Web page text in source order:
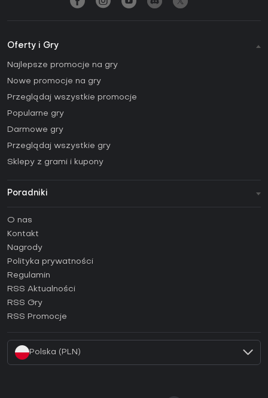
Oferty i Gry
Najlepsze promocje na gry
Nowe promocje na gry
Przeglądaj wszystkie promocje
Popularne gry
Darmowe gry
Przeglądaj wszystkie gry
Sklepy z grami i kupony
Poradniki
Poradniki
Jak aktywować klucz Steam (CD Key)?
Jak aktywować klucz Epic Games (CD Key)?
Jak aktywować klucz GOG (CD Key)?
Jak aktywować klucz Ubisoft Connect (CD Key)?
O nas
Kontakt
Nagrody
Polityka prywatności
Regulamin
RSS Aktualności
RSS Gry
RSS Promocje
Polska (PLN)